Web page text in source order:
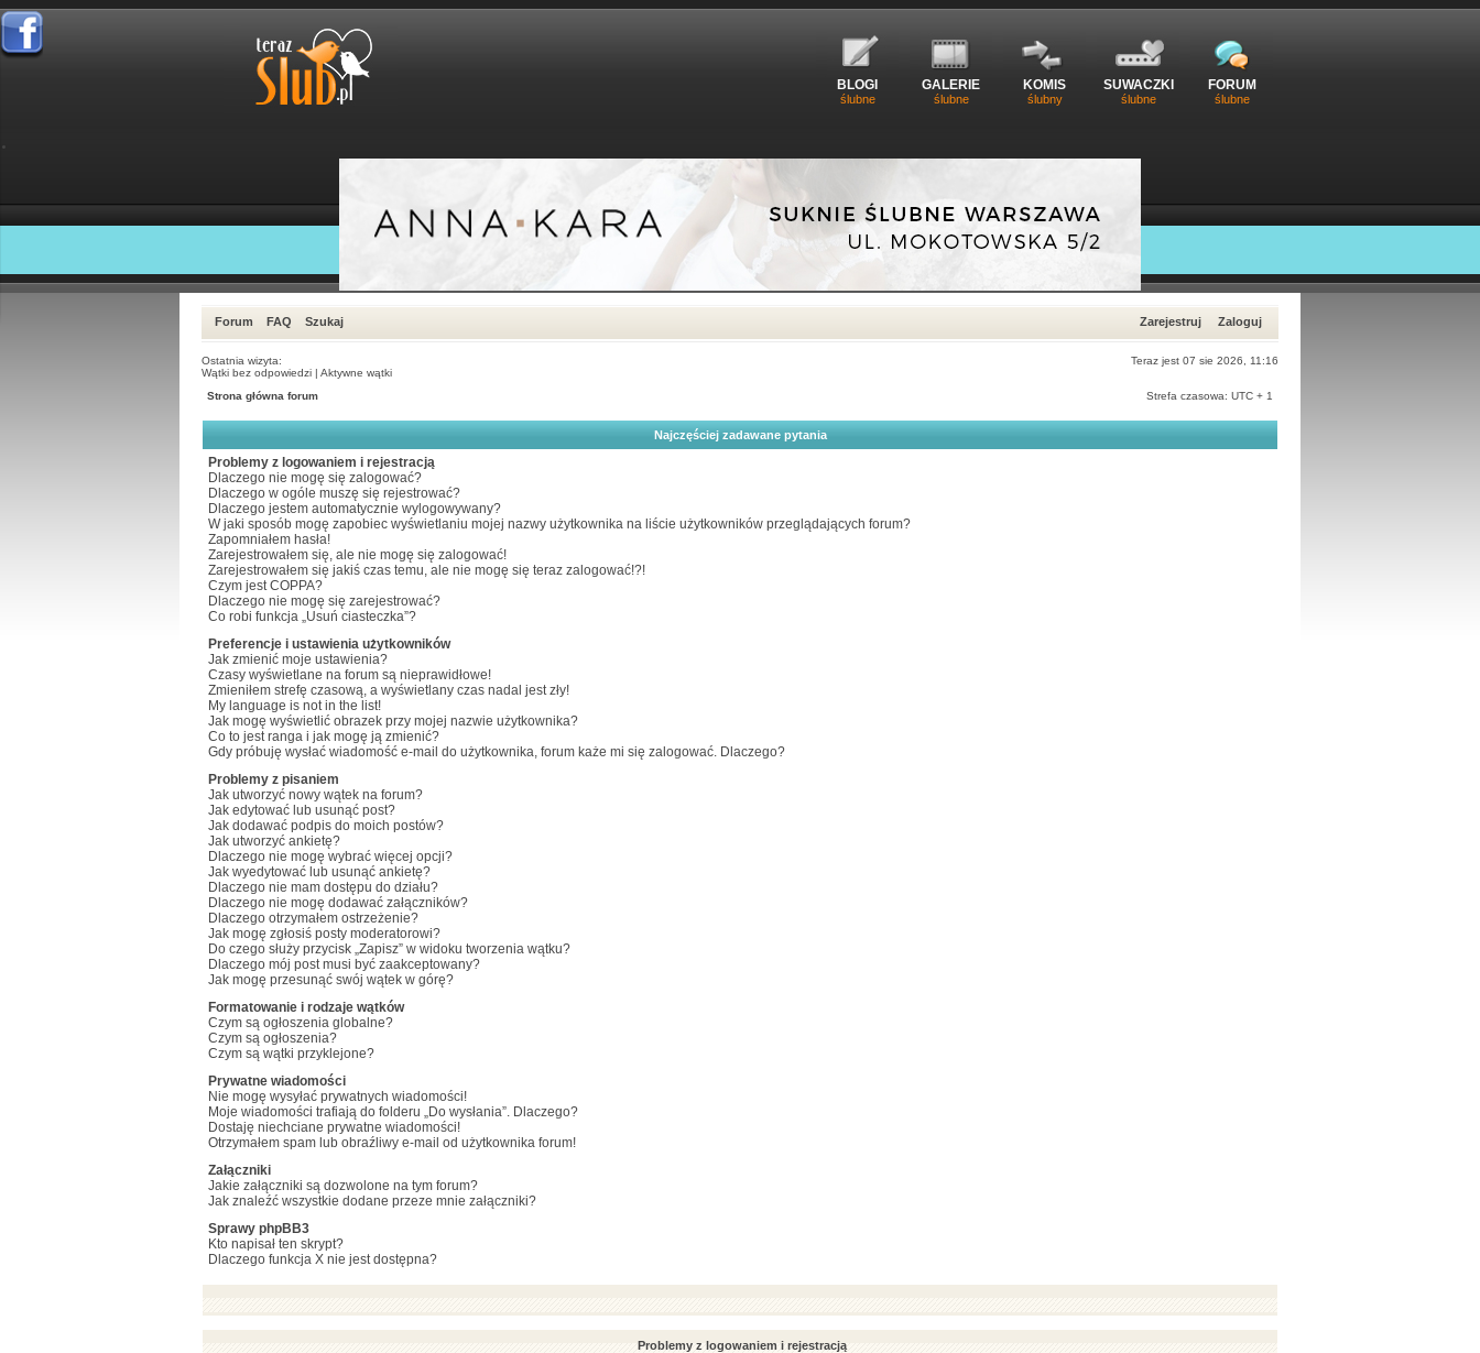
BLOGI
ślubne
GALERIE
ślubne
KOMIS
ślubny
SUWACZKI
ślubne
FORUM
ślubne
Forum FAQ Szukaj Zarejestruj Zaloguj
Ostatnia wizyta:
Teraz jest 07 sie 2026, 11:16
Wątki bez odpowiedzi | Aktywne wątki
Strona główna forum
Strefa czasowa: UTC + 1
Najczęściej zadawane pytania
Problemy z logowaniem i rejestracją
Dlaczego nie mogę się zalogować?
Dlaczego w ogóle muszę się rejestrować?
Dlaczego jestem automatycznie wylogowywany?
W jaki sposób mogę zapobiec wyświetlaniu mojej nazwy użytkownika na liście użytkowników przeglądających forum?
Zapomniałem hasła!
Zarejestrowałem się, ale nie mogę się zalogować!
Zarejestrowałem się jakiś czas temu, ale nie mogę się teraz zalogować!?!
Czym jest COPPA?
Dlaczego nie mogę się zarejestrować?
Co robi funkcja „Usuń ciasteczka”?
Preferencje i ustawienia użytkowników
Jak zmienić moje ustawienia?
Czasy wyświetlane na forum są nieprawidłowe!
Zmieniłem strefę czasową, a wyświetlany czas nadal jest zły!
My language is not in the list!
Jak mogę wyświetlić obrazek przy mojej nazwie użytkownika?
Co to jest ranga i jak mogę ją zmienić?
Gdy próbuję wysłać wiadomość e-mail do użytkownika, forum każe mi się zalogować. Dlaczego?
Problemy z pisaniem
Jak utworzyć nowy wątek na forum?
Jak edytować lub usunąć post?
Jak dodawać podpis do moich postów?
Jak utworzyć ankietę?
Dlaczego nie mogę wybrać więcej opcji?
Jak wyedytować lub usunąć ankietę?
Dlaczego nie mam dostępu do działu?
Dlaczego nie mogę dodawać załączników?
Dlaczego otrzymałem ostrzeżenie?
Jak mogę zgłosiś posty moderatorowi?
Do czego służy przycisk „Zapisz” w widoku tworzenia wątku?
Dlaczego mój post musi być zaakceptowany?
Jak mogę przesunąć swój wątek w górę?
Formatowanie i rodzaje wątków
Czym są ogłoszenia globalne?
Czym są ogłoszenia?
Czym są wątki przyklejone?
Prywatne wiadomości
Nie mogę wysyłać prywatnych wiadomości!
Moje wiadomości trafiają do folderu „Do wysłania”. Dlaczego?
Dostaję niechciane prywatne wiadomości!
Otrzymałem spam lub obraźliwy e-mail od użytkownika forum!
Załączniki
Jakie załączniki są dozwolone na tym forum?
Jak znaleźć wszystkie dodane przeze mnie załączniki?
Sprawy phpBB3
Kto napisał ten skrypt?
Dlaczego funkcja X nie jest dostępna?
Problemy z logowaniem i rejestracją